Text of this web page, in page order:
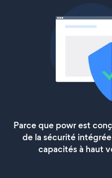
Parce que powr est
de la sécurité
capacités à haut